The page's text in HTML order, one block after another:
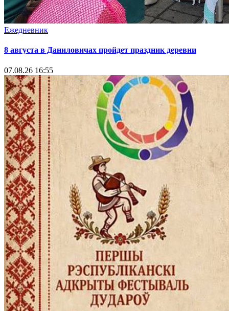
Ежедневник
8 августа в Даниловичах пройдет праздник деревни
07.08.26 16:55